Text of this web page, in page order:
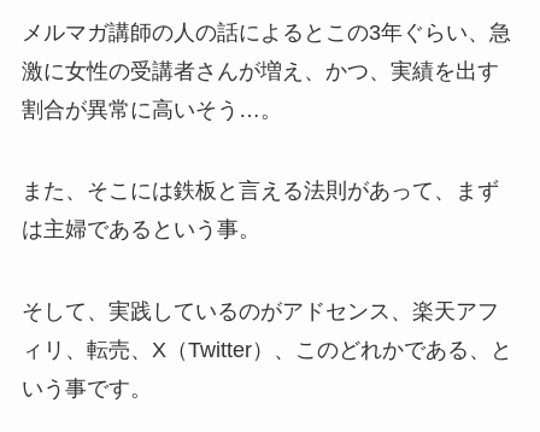
メルマガ講師の人の話によるとこの3年ぐらい、急
激に女性の受講者さんが増え、かつ、実績を出す
割合が異常に高いそう…。
また、そこには鉄板と言える法則があって、まず
は主婦であるという事。
そして、実践しているのがアドセンス、楽天アフ
ィリ、転売、X（Twitter）、このどれかである、と
いう事です。